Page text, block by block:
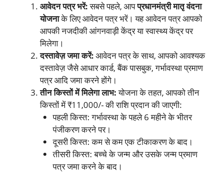
आवेदन पत्र भरें:सबसे पहले, आपप्रधानमंत्री मातृ वंदना
योजनाके लिए आवेदन पत्र भरें। यह आवेदन पत्र आपको
आपकी नजदीकी आंगनवाड़ी केंद्र या स्वास्थ्य केंद्र पर
मिलेगा।
दस्तावेज़ जमा करें: आवेदन पत्र के साथ, आपको आवश्यक
दस्तावेज़ जैसे आधार कार्ड, बैंक पासबुक, गर्भावस्था प्रमाण
पत्र आदि जमा करने होंगे।
तीन किस्तों में मिलेगा लाभ:योजना के तहत, आपको तीन
किस्तों में ₹11,000/- की राशि प्रदान की जाएगी:
पहली किस्त: गर्भावस्था के पहले 6 महीने के भीतर
पंजीकरण करने पर।
दूसरी किस्त: कम से कम एक टीकाकरण के बाद।
तीसरी किस्त: बच्चे के जन्म और उसके जन्म प्रमाण
पत्र जमा करने के बाद।